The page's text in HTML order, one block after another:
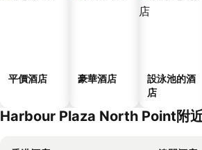
平價酒店 豪華酒店
設泳池的酒
店
Harbour Plaza North Point附